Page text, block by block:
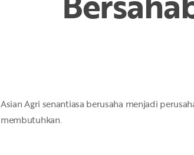
Asian Agri senantiasa berusaha menjadi
membutuhkan.